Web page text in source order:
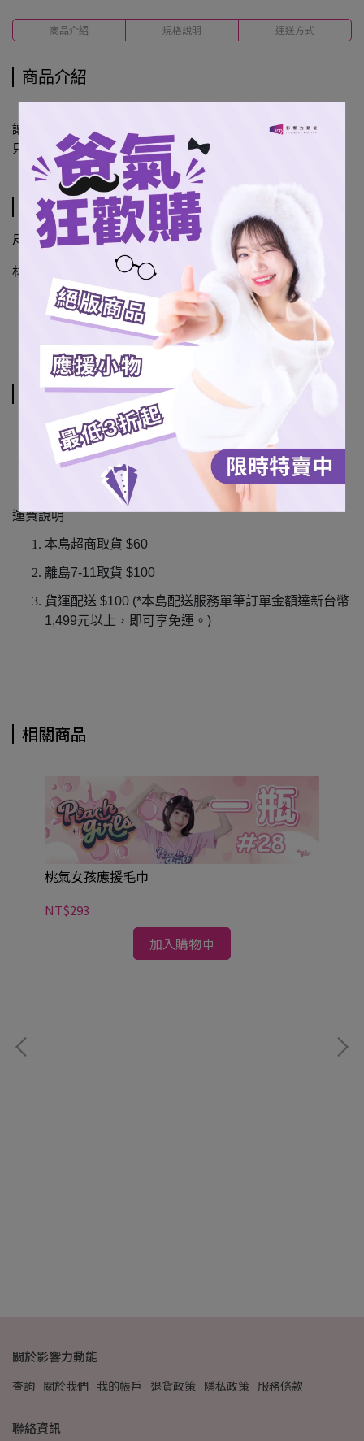
商品介紹 規格說明 運送方式
商品介紹
讓桃氣女孩陪你捕捉生活中的每一道風景！推出透光書籤，不
只是書頁間的甜蜜陪伴，更是你的隨身拍照神隊友。
規格說明
尺寸：129*49mm
材質：PET材質、壓克力
運送方式
7-11超商取貨
家超商取貨(僅限本島
僅限本島
運費說明
本島超商取貨 $60
離島7-11 取貨 $100
貨運配送 $100 (*本島配送服務單筆訂單金額達新台幣
1,499元以上，即可享免運。 )
相關商品
桃氣女孩應援毛巾
NT$293
加入購物車
關於影響力動能
查詢 關於我們 我的帳戶 退貨政策 隱私政策 服務條款
聯絡資訊